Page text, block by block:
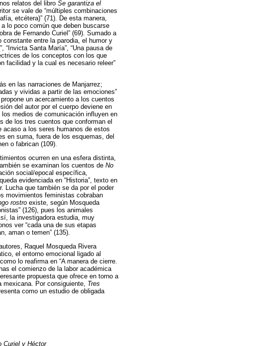
relatos del libro Se garantiza el
se vale de “múltiples combinaciones
etcétera)” (71). De esta manera,
lo poco común que deben buscarse
de Fernando Curiel” (69). Sumado a
entre la parodia, el humor y
“Invicta Santa María”, “Una pausa de
de los conceptos con los que
facilidad y la cual es necesario releer”
en las narraciones de Manjarrez;
y vividas a partir de las emociones”
un acercamiento a los cuentos
del autor por el cuerpo deviene en
medios de comunicación influyen en
de los tres cuentos que conforman el
acaso a los seres humanos de estos
en suma, fuera de los esquemas, del
o fabrican (109).
ocurren en una esfera distinta,
se examinan los cuentos de No
social/epocal específica,
evidenciada en “Historia”, texto en
Lucha que también se da por el poder
movimientos feministas cobraban
rostro existe, según Mosqueda
(126), pues los animales
la investigadora estudia, muy
ver “cada una de sus etapas
aman o temen” (135).
Raquel Mosqueda Rivera
el entorno emocional ligado al
lo reafirma en “A manera de cierre.
el comienzo de la labor académica
propuesta que ofrece en torno a
mexicana. Por consiguiente, Tres
como un estudio de obligada
Curiel y Héctor